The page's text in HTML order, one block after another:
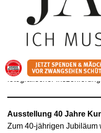
Beide genannten
zahlreicher
Ansätze. „Anthrophyten“
gesamtgesellschaftlich
gliedert sich in die
fotografischer
Ausstellung 40 Jahre
Zum 40-jährigen Jubiläum